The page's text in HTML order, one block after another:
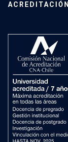
ACREDITACIÓN